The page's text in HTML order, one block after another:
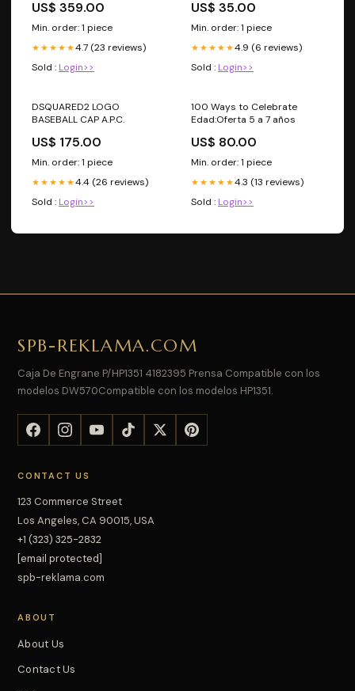
Collection: Montauk
Finish: Polished Nickel PANEL
LED
US$ 359.00
Min. order: 1 piece
★★★★★4.7 (23 reviews)
Sold : Login>>
US$ 35.00
Min. order: 1 piece
★★★★★4.9 (6 reviews)
Sold : Login>>
DSQUARED2 LOGO
BASEBALL CAP A.P.C.
US$ 175.00
Min. order: 1 piece
★★★★★4.4 (26 reviews)
Sold : Login>>
100 Ways to Celebrate
Edad:Oferta 5 a 7 años
US$ 80.00
Min. order: 1 piece
★★★★★4.3 (13 reviews)
Sold : Login>>
SPB-REKLAMA.COM
Caja De Engrane P/HP1351 4182395 Prensa Compatible con los
modelos DW570Compatible con los modelos HP1351.
CONTACT US
123 Commerce Street
Los Angeles, CA 90015, USA
+1 (323) 325-2832
[email protected]
spb-reklama.com
ABOUT
About Us
Contact Us